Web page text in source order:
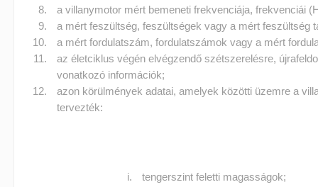
a villanymotor mért bemeneti frekvenciája, frekvenciái
a mért feszültség, feszültségek vagy a mért feszültség
a mért fordulatszám, fordulatszámok vagy a mért
az életciklus végén elvégzendő szétszerelésre,
vonatkozó információk;
azon körülmények adatai, amelyek közötti üzemre a
tervezték:
tengerszint feletti magasságok;